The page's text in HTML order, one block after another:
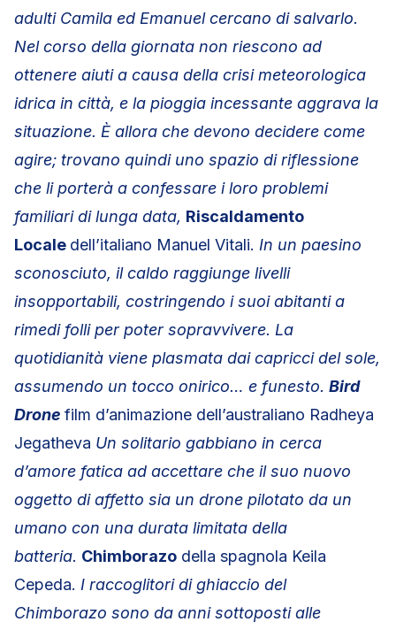
adulti Camila ed Emanuel cercano di salvarlo.
Nel corso della giornata non riescono ad
ottenere aiuti a causa della crisi meteorologica
idrica in città, e la pioggia incessante aggrava la
situazione. È allora che devono decidere come
agire; trovano quindi uno spazio di riflessione
che li porterà a confessare i loro problemi
familiari di lunga data, Riscaldamento
Locale dell’italiano Manuel Vitali. In un paesino
sconosciuto, il caldo raggiunge livelli
insopportabili, costringendo i suoi abitanti a
rimedi folli per poter sopravvivere. La
quotidianità viene plasmata dai capricci del sole,
assumendo un tocco onirico… e funesto. Bird
Drone film d’animazione dell’australiano Radheya
Jegatheva Un solitario gabbiano in cerca
d’amore fatica ad accettare che il suo nuovo
oggetto di affetto sia un drone pilotato da un
umano con una durata limitata della
batteria. Chimborazo della spagnola Keila
Cepeda. I raccoglitori di ghiaccio del
Chimborazo sono da anni sottoposti alle